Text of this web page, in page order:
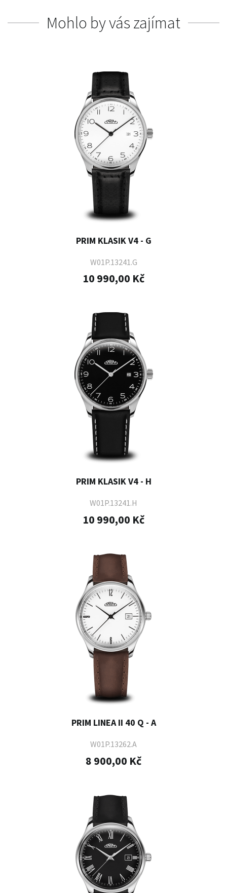
Mohlo by vás zajímat
PRIM KLASIK V4 - G
W01P.13241.G
10 990,00 Kč
PRIM KLASIK V4 - H
W01P.13241.H
10 990,00 Kč
PRIM LINEA II 40 Q - A
W01P.13262.A
8 900,00 Kč